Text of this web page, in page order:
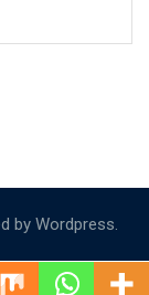
by Wordpress.